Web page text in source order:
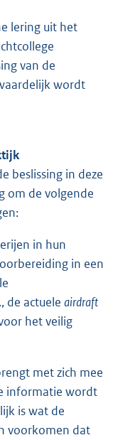
lering uit het
van de
wordt
beslissing in deze
om de volgende
in hun
in een
de actuele airdraft
het veilig
met zich mee
informatie wordt
is wat de
voorkomen dat